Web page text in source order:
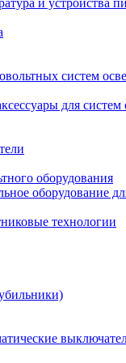
систем
для систем
оборудования
оборудование
технологии